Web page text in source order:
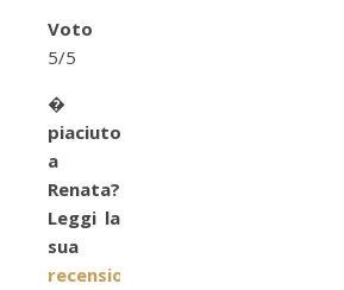
Voto
5/5
�
piaciuto
a
Renata?
Leggi la
sua
recensione